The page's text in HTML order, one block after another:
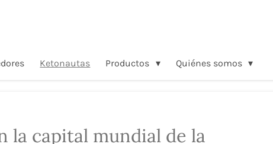
Ketonautas Productos Quiénes somos
la capital mundial de la